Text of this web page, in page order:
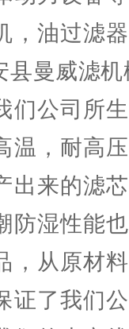
，油过滤
县曼威滤
们公司所
温，耐高
出来的滤
防湿性能
，从原材
证了我们